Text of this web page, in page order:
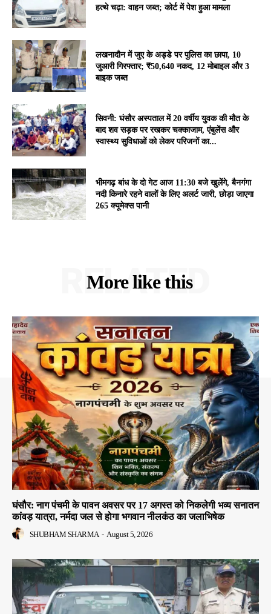
हत्थे चढ़ा: वाहन जब्त; कोर्ट में पेश हुआ मामला
लखनादौन में जुए के अड्डे पर पुलिस का छापा, 10
जुआरी गिरफ्तार; ₹50,640 नकद, 12 मोबाइल और 3
बाइक जब्त
सिवनी: घंसौर अस्पताल में 20 वर्षीय युवक की मौत के
बाद शव सड़क पर रखकर चक्काजाम, एंबुलेंस और
स्वास्थ्य सुविधाओं को लेकर परिजनों का...
भीमगढ़ बांध के दो गेट आज 11:30 बजे खुलेंगे, बैनगंगा
नदी किनारे रहने वालों के लिए अलर्ट जारी, छोड़ा जाएगा
265 क्यूमेक्स पानी
More like this
RELATED
घंसौर: नाग पंचमी के पावन अवसर पर 17 अगस्त को निकलेगी भव्य सनातन
कांवड़ यात्रा, नर्मदा जल से होगा भगवान नीलकंठ का जलाभिषेक
SHUBHAM SHARMA - August 5, 2026